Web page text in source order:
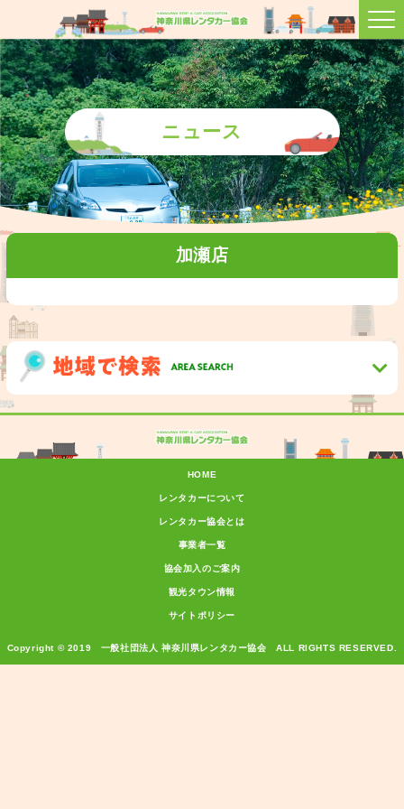
ニュース
加瀬店
HOME
レンタカーについて
レンタカー協会とは
事業者一覧
協会加入のご案内
観光タウン情報
サイトポリシー
Copyright © 2019 一般社団法人 神奈川県レンタカー協会 ALL RIGHTS RESERVED.